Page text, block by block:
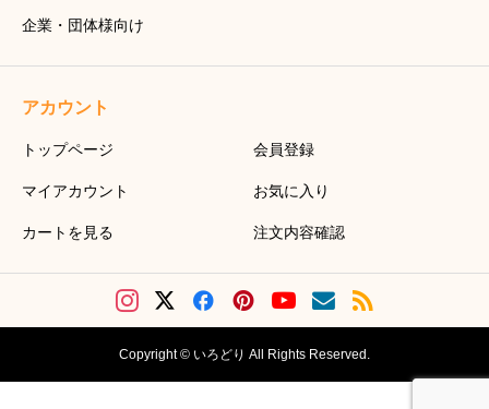
企業・団体様向け
アカウント
トップページ 会員登録
マイアカウント お気に入り
カートを見る 注文内容確認
Copyright © いろどり All Rights Reserved.